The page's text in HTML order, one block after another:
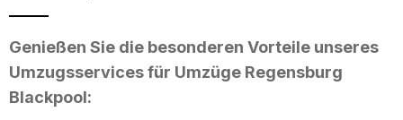
Genießen Sie die besonderen Vorteile unseres
Umzugsservices für Umzüge Regensburg
Blackpool: